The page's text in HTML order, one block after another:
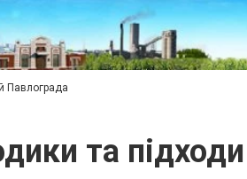
Павлограда
та підходи